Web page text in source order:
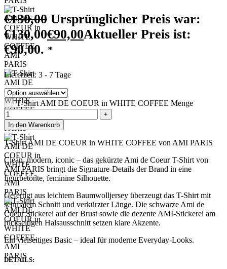
€130,00 Ursprünglicher Preis war:
€130,00€90,00Aktueller Preis ist:
€90,00. *
Lieferzeit: 3 - 7 Tage
T-Shirt AMI DE COEUR in WHITE COFFEE Menge
In den Warenkorb
T-Shirt AMI DE COEUR in WHITE COFFEE von AMI PARIS
Clean, modern, iconic – das gekürzte Ami de Coeur T-Shirt von
AMI PARIS bringt die Signature-Details der Brand in eine
figurbetonte, feminine Silhouette.
Gefertigt aus leichtem Baumwolljersey überzeugt das T-Shirt mit
schmalem Schnitt und verkürzter Länge. Die schwarze Ami de
Coeur Stickerei auf der Brust sowie die dezente AMI-Stickerei am
rückseitigen Halsausschnitt setzen klare Akzente.
Ein vielseitiges Basic – ideal für moderne Everyday-Looks.
DETAILS: